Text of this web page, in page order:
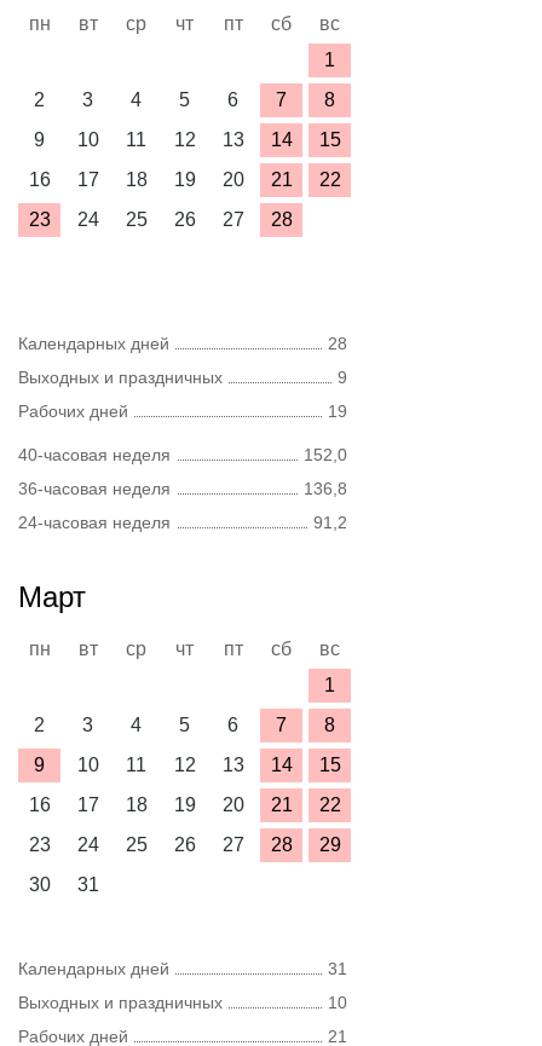
пн вт ср чт пт сб
вс
1
2
3 4 5 6 7
8
9
10 11 12 13 14
15
16
17 18 19 20 21
22
23
24 25 26 27 28
Календарных дней
28
Выходных и праздничных
9
Рабочих дней
19
40-часовая неделя
152,0
36-часовая неделя
136,8
24-часовая неделя
91,2
Март
пн вт ср чт пт сб
вс
1
2
3 4 5 6 7
8
9
10 11 12 13 14
15
16
17 18 19 20 21
22
23
24 25 26 27 28
29
30
31
Календарных дней
31
Выходных и праздничных
10
Рабочих дней
21